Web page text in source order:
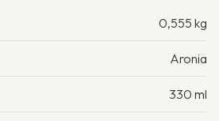
0,555 kg
Aronia
330 ml